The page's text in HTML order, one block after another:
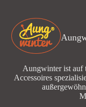
Aungwinter ist auf
Accessoires